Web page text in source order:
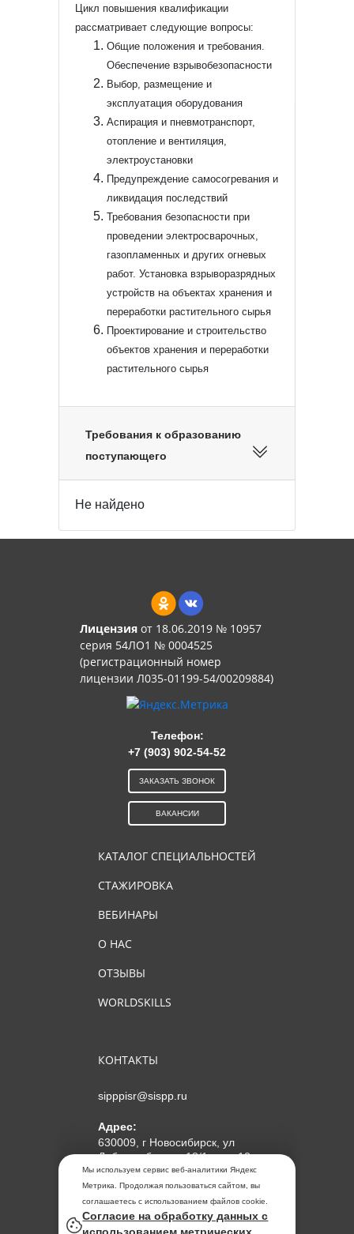
Цикл повышения квалификации
рассматривает следующие вопросы:
Общие положения и требования.
Обеспечение взрывобезопасности
Выбор, размещение и
эксплуатация оборудования
Аспирация и пневмотранспорт,
отопление и вентиляция,
электроустановки
Предупреждение самосогревания и
ликвидация последствий
Требования безопасности при
проведении электросварочных,
газопламенных и других огневых
работ. Установка взрыворазрядных
устройств на объектах хранения и
переработки растительного сырья
Проектирование и строительство
объектов хранения и переработки
растительного сырья
Требования к образованию
поступающего
Не найдено
Мы используем сервис веб-аналитики Яндекс
Метрика. Продолжая пользоваться сайтом, вы
соглашаетесь с использованием файлов cookie.
Согласие на обработку данных с
Лицензияот 18.06.2019 № 10957
серия 54ЛО1 № 0004525
(регистрационный номер
лицензии Л035-01199-54/00209884)
КАТАЛОГ СПЕЦИАЛЬНОСТЕЙ
СТАЖИРОВКА
ВЕБИНАРЫ
О НАС
ОТЗЫВЫ
WORLDSKILLS
КОНТАКТЫ
sipppisr@sispp.ru
Адрес:
630009, г Новосибирск, ул
Добролюбова, д 18/1, пом 12
АНО ДПО "МИПКП"
ИНН5405963859
ОГРН 1155476104354
Телефон:
+7 (903) 902-54-52
ЗАКАЗАТЬ ЗВОНОК
ВАКАНСИИ